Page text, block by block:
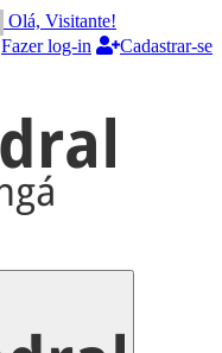
Olá, Visitante!
Fazer log-in
Cadastrar-se